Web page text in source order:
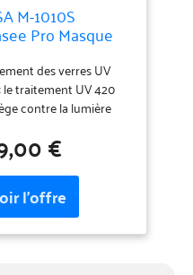
M-1010S
Pro Masque
des verres UV
le traitement UV 420
contre la lumière
(HEV) et son potentiel
la rétine. La
HEV n'est pas
présente les jours
mais aussi les
couverts. Par
€